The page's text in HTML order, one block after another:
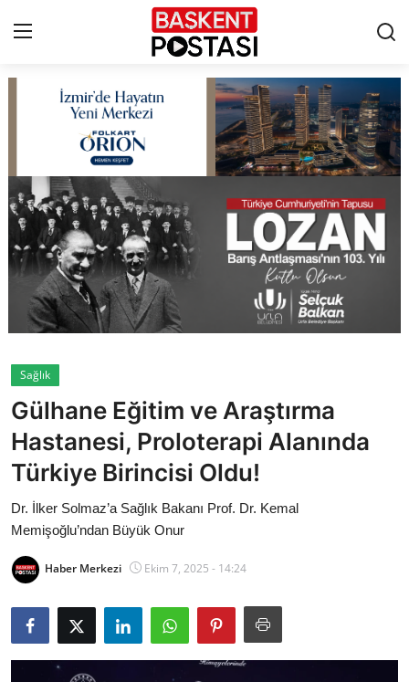
Çerez Politikası
Künye
Ankara
TBMM
Cumhurbaşkanlığı
Bakanlıklar
Siyasi Partiler
Mülki İdare
Toplum ve Yaşam
Sivil Toplum Kuruluşları
Sağlık
Gülhane Eğitim ve Araştırma
Hastanesi, Proloterapi Alanında
Türkiye Birincisi Oldu!
Dr. İlker Solmaz’a Sağlık Bakanı Prof. Dr. Kemal
Memişoğlu’ndan Büyük Onur
Haber Merkezi Ekim 7, 2025 - 14:24